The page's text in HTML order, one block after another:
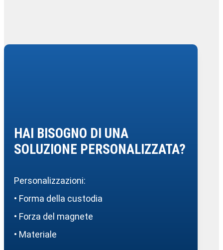
HAI BISOGNO DI UNA
SOLUZIONE PERSONALIZZATA?
Personalizzazioni:
• Forma della custodia
• Forza del magnete
• Materiale